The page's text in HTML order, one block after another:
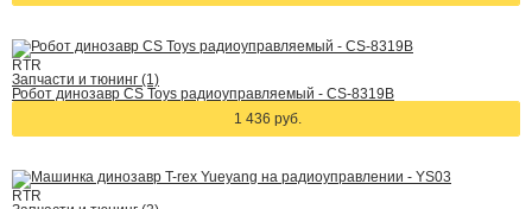
RTR
Запчасти и тюнинг (1)
Робот динозавр CS Toys радиоуправляемый - CS-8319B
1 436 руб.
RTR